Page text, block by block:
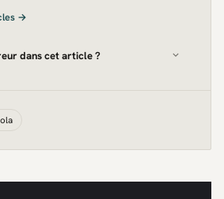
→
dans cet article ?